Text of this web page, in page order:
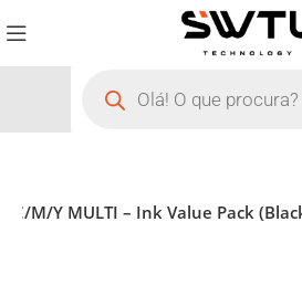
C/M/Y MULTI – Ink Value Pack